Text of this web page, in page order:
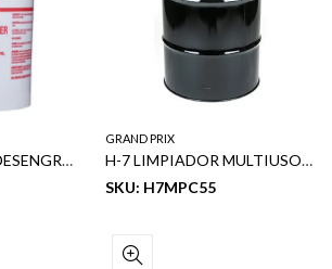
H-7 LIMPIADOR Y DESENGRASANTE INDUSTRIAL 5 GL
GRAND PRIX
H-7 LIMPIADOR MULTIUSOS 55 GL
SKU: H7MPC55